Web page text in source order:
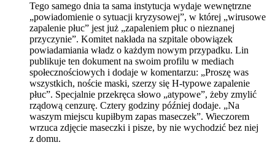
Tego samego dnia ta sama instytucja wydaje wewnętrzne
„powiadomienie o sytuacji kryzysowej”, w której „wirusowe
zapalenie płuc” jest już „zapaleniem płuc o nieznanej
przyczynie”. Komitet nakłada na szpitale obowiązek
powiadamiania władz o każdym nowym przypadku. Lin
publikuje ten dokument na swoim profilu w mediach
społecznościowych i dodaje w komentarzu: „Proszę was
wszystkich, noście maski, szerzy się H-typowe zapalenie
płuc”. Specjalnie przekręca słowo „atypowe”, żeby zmylić
rządową cenzurę. Cztery godziny później dodaje. „Na
waszym miejscu kupiłbym zapas maseczek”. Wieczorem
wrzuca zdjęcie maseczki i pisze, by nie wychodzić bez niej
z domu.